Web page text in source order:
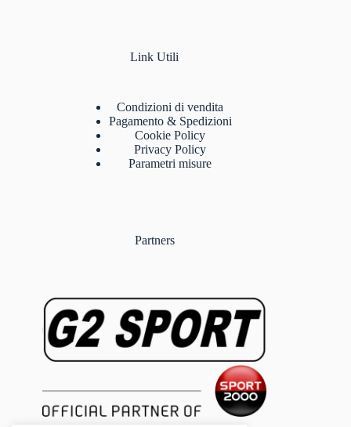
Link Utili
Condizioni di vendita
Pagamento & Spedizioni
Cookie Policy
Privacy Policy
Parametri misure
Partners